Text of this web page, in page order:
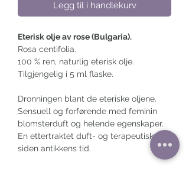
Legg til i handlekurv
Eterisk olje av rose (Bulgaria).
Rosa centifolia.
100 % ren, naturlig eterisk olje.
Tilgjengelig i 5 ml flaske.
Dronningen blant de eteriske oljene.
Sensuell og forførende med feminin
blomsterduft og helende egenskaper.
En ettertraktet duft- og terapeutisk olje
siden antikkens tid.